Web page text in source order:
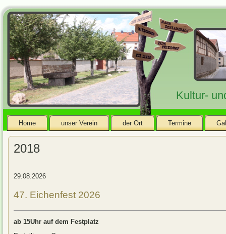
Kultur-
Home unser Verein der Ort Termine
2018
29.08.2026
47. Eichenfest 2026
ab 15Uhr auf dem Festplatz